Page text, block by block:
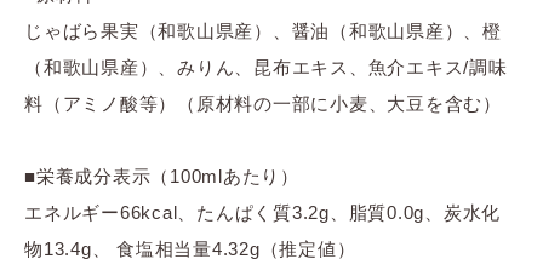
じゃばら果実（和歌山県産）、醤油（和歌山県産）、橙
（和歌山県産）、みりん、昆布エキス、魚介エキス/調味
料（アミノ酸等）（原材料の一部に小麦、大豆を含む）
■栄養成分表示（100mlあたり）
エネルギー66kcal、たんぱく質3.2g、脂質0.0g、炭水化
物13.4g、 食塩相当量4.32g（推定値）